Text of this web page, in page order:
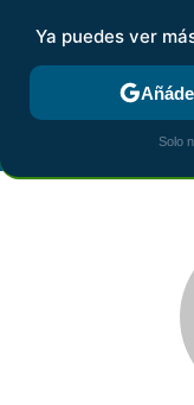
FISCALIDAD Y
Ya puedes ver
Solo